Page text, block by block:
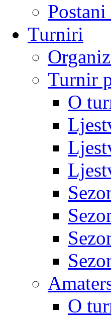
Postani
Turniri
Turnir
O
O